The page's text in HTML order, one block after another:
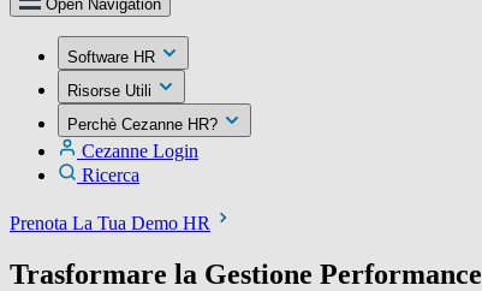
Open Navigation
Software HR
Risorse Utili
Perchè Cezanne HR?
Cezanne Login
Ricerca
Prenota La Tua Demo HR
Trasformare la Gestione Performance